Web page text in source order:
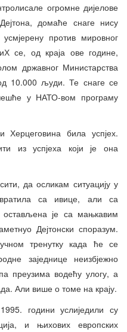
огромне дијелове
домаће снаге нису
против мировног
се, од краја ове године,
државног Министарства
10.000 људи. Те снаге се
у НАТО-вом програму
Херцеговина била успјех.
из успјеха који је она
да осликам ситуацију у
са ивице, али са
је са мањкавим
Дејтонски споразум.
тренутку када ће се
заједнице неизбјежно
преузима водећу улогу, а
Али више о томе на крају.
години услиједили су
и њихових европских